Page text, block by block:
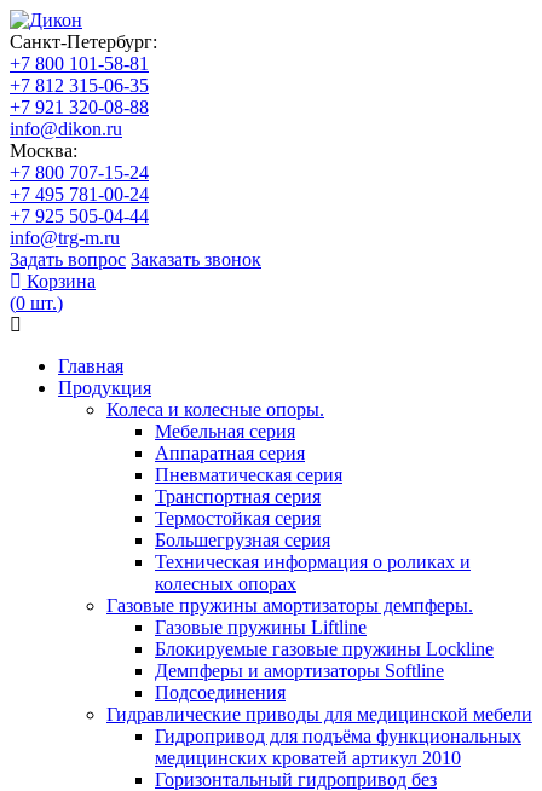
Санкт-Петербург:
+7 800 101-58-81
+7 812 315-06-35
+7 921 320-08-88
info@dikon.ru
Москва:
+7 800 707-15-24
+7 495 781-00-24
+7 925 505-04-44
info@trg-m.ru
Задать вопрос Заказать звонок
Корзина
(0 шт.)
Главная
Продукция
Колеса и колесные опоры.
Мебельная серия
Аппаратная серия
Пневматическая серия
Транспортная серия
Термостойкая серия
Большегрузная серия
Техническая информация о роликах и
колесных опорах
Газовые пружины амортизаторы демпферы.
Газовые пружины Liftline
Блокируемые газовые пружины Lockline
Демпферы и амортизаторы Softline
Подсоединения
Гидравлические приводы для медицинской мебели
Гидропривод для подъёма функциональных
медицинских кроватей артикул 2010
Горизонтальный гидропривод без